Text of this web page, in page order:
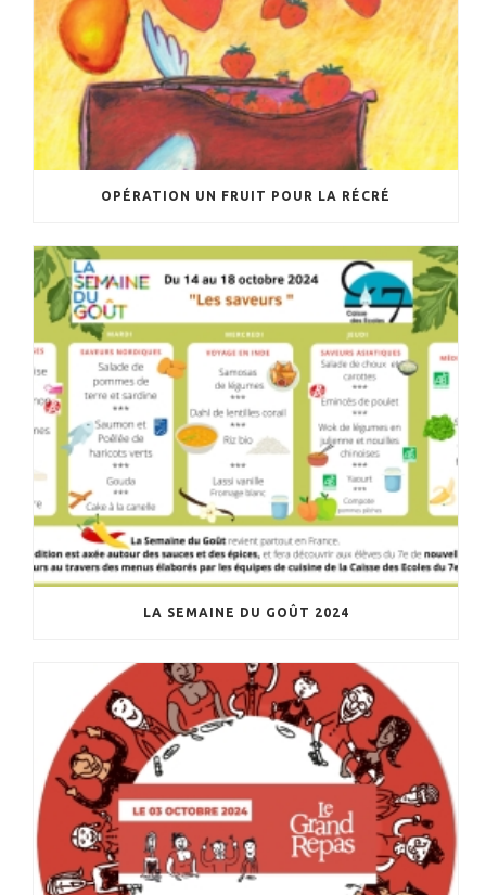
OPÉRATION UN FRUIT POUR LA RÉCRÉ
LA SEMAINE DU GOÛT 2024